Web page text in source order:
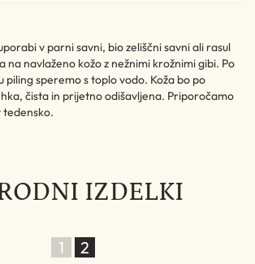
v parni savni, bio zeliščni savni ali rasul
na navlaženo kožo z nežnimi krožnimi gibi. Po
piling speremo s toplo vodo. Koža bo po
čista in prijetno odišavljena. Priporočamo
tedensko.
IZDELKI
1 2